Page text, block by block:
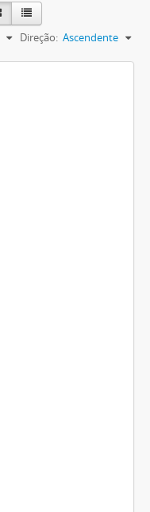
Direção: Ascendente